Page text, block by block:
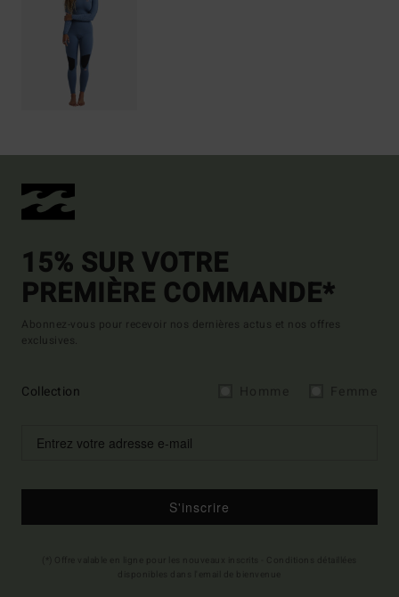
15% SUR VOTRE
PREMIÈRE COMMANDE*
Abonnez-vous pour recevoir nos dernières actus et nos offres
exclusives.
Collection
S'inscrire